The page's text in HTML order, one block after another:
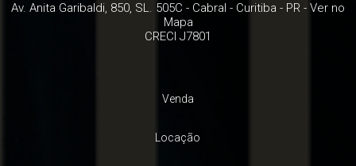
Av. Anita Garibaldi, 850, SL. 505C - Cabral - Curitiba - PR - Ver no
Mapa
CRECI J7801
Venda
Locação